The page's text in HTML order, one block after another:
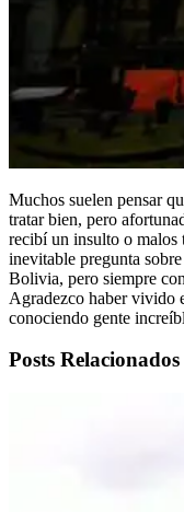
Muchos suelen pensar
tratar bien, pero
recibí un insulto o malos
inevitable pregunta
Bolivia, pero siempre
Agradezco haber vivido
conociendo gente
Posts Relacionados